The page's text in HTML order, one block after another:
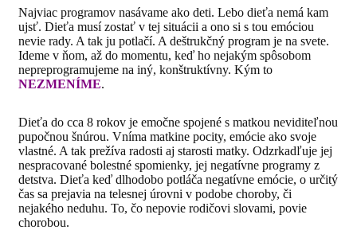
Najviac programov nasávame ako deti. Lebo dieťa nemá kam
ujsť. Dieťa musí zostať v tej situácii a ono si s tou emóciou
nevie rady. A tak ju potlačí. A deštrukčný program je na svete.
Ideme v ňom, až do momentu, keď ho nejakým spôsobom
nepreprogramujeme na iný, konštruktívny. Kým to
NEZMENÍME.
Dieťa do cca 8 rokov je emočne spojené s matkou neviditeľnou
pupočnou šnúrou. Vníma matkine pocity, emócie ako svoje
vlastné. A tak prežíva radosti aj starosti matky. Odzrkadľuje jej
nespracované bolestné spomienky, jej negatívne programy z
detstva. Dieťa keď dlhodobo potláča negatívne emócie, o určitý
čas sa prejavia na telesnej úrovni v podobe choroby, či
nejakého neduhu. To, čo nepovie rodičovi slovami, povie
chorobou.